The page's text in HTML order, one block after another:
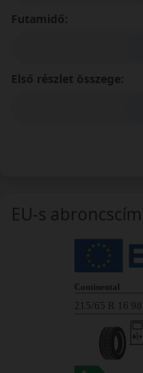
Futamidő:
Első részlet összege:
EU-s